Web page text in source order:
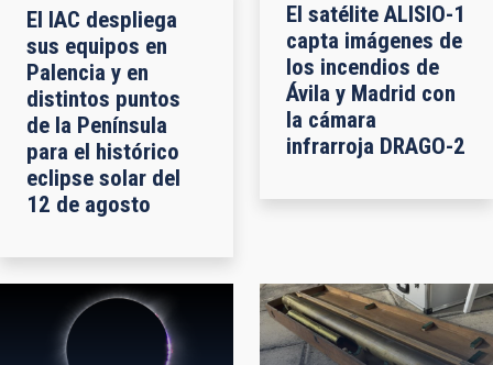
El IAC despliega
sus equipos en
Palencia y en
distintos puntos
de la Península
para el histórico
eclipse solar del
12 de agosto
El satélite ALISIO-1
capta imágenes de
los incendios de
Ávila y Madrid con
la cámara
infrarroja DRAGO-2